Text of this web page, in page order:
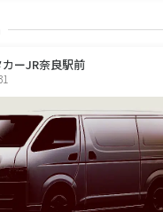
カーJR奈良駅前